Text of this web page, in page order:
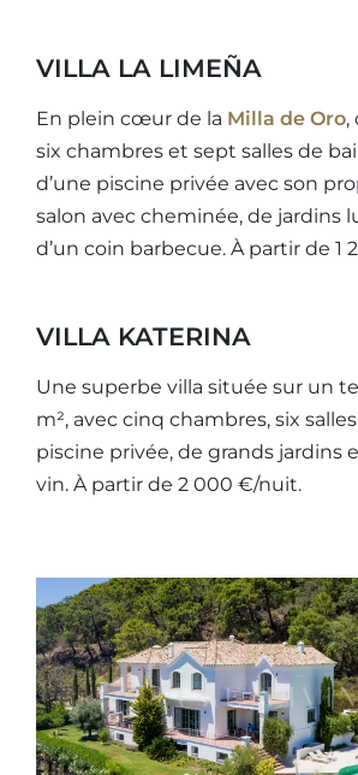
VILLA LA LIMEÑA
En plein cœur de la Milla de Oro,
six chambres et sept salles de
d’une piscine privée avec son
salon avec cheminée, de jardins
d’un coin barbecue. À partir de 1
VILLA KATERINA
Une superbe villa située sur un
m², avec cinq chambres, six
piscine privée, de grands jardins
vin. À partir de 2 000 €/nuit.